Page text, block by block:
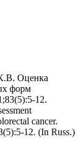
Оценка
форм
cancer.
(In Russ.)